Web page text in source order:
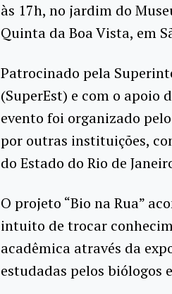
às 17h, no jardim do
Quinta da Boa Vista, em
Patrocinado pela
(SuperEst) e com o apoio
evento foi organizado
por outras instituições,
do Estado do Rio de
O projeto “Bio na Rua”
intuito de trocar
acadêmica através da
estudadas pelos biólogos